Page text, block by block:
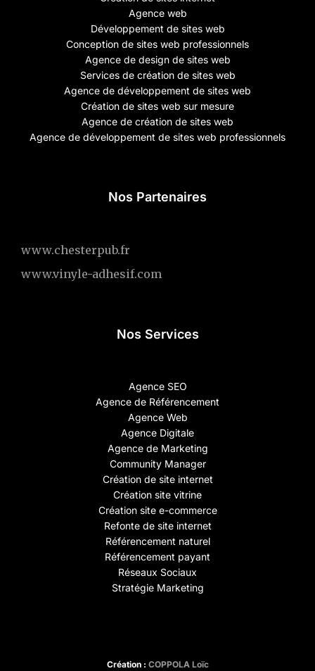
Agence web
Développement de sites web
Conception de sites web professionnels
Agence de design de sites web
Services de création de sites web
Agence de développement de sites web
Création de sites web sur mesure
Agence de création de sites web
Agence de développement de sites web professionnels
Nos Partenaires
www.chesterpub.fr
www.vinyle-adhesif.com
Nos Services
Agence SEO
Agence de Référencement
Agence Web
Agence Digitale
Agence de Marketing
Community Manager
Création de site internet
Création site vitrine
Création site e-commerce
Refonte de site internet
Référencement naturel
Référencement payant
Réseaux Sociaux
Stratégie Marketing
Création : COPPOLA Loïc